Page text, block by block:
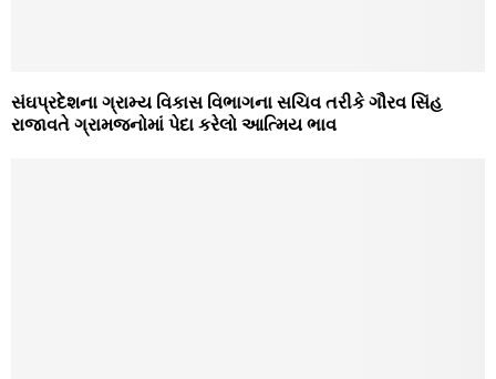
સંઘપ્રદેશના ગ્રામ્‍ય વિકાસ વિભાગના સચિવ તરીકે ગૌરવ સિંહ
રાજાવતે ગ્રામજનોમાં પેદા કરેલો આત્‍મિય ભાવ